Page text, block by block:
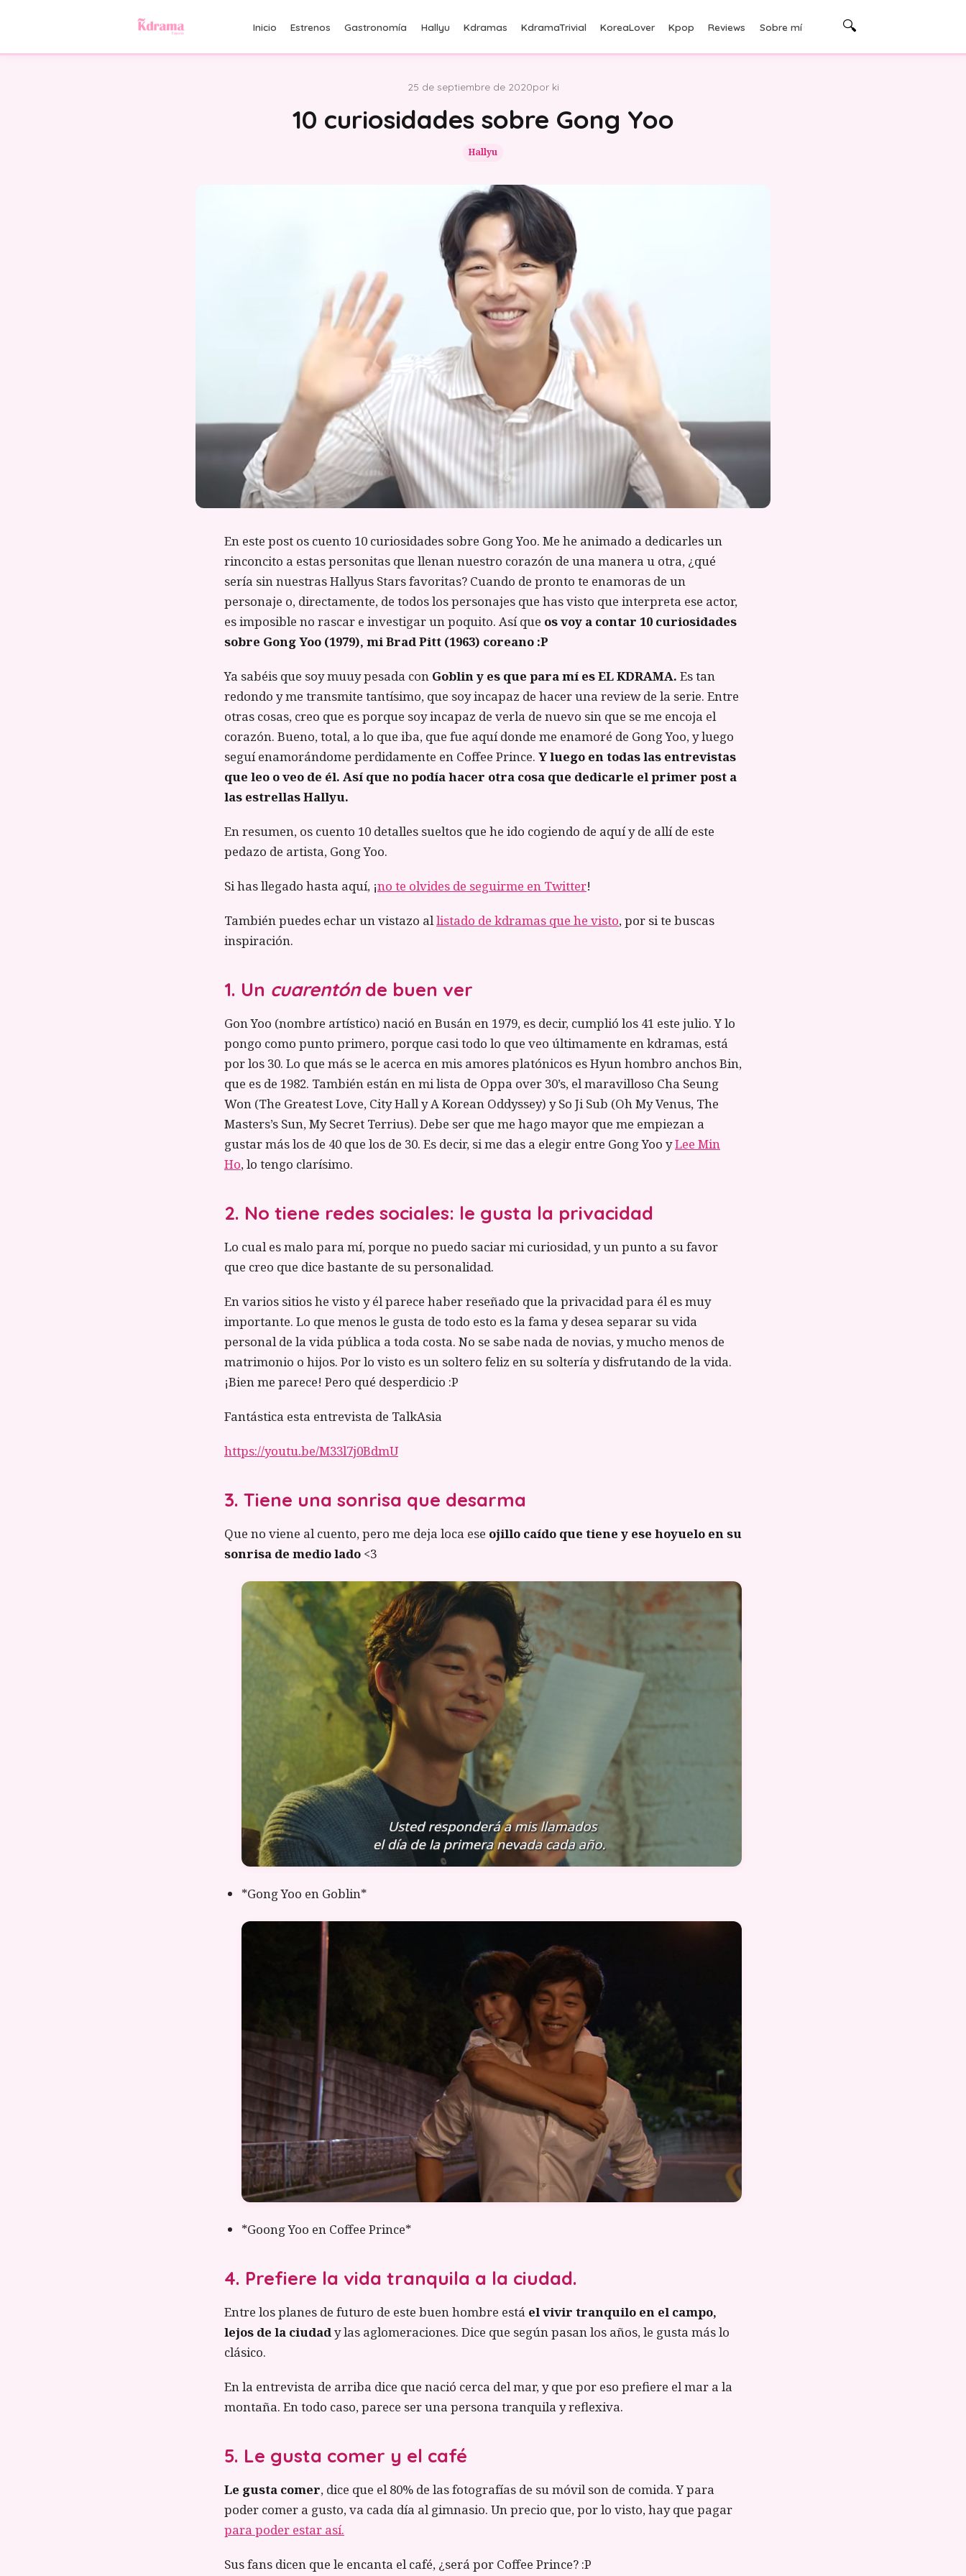
Inicio Estrenos Gastronomía Hallyu Kdramas KdramaTrivial KoreaLover Kpop Reviews Sobre mí 🔍
25 de septiembre de 2020por ki
10 curiosidades sobre Gong Yoo
Hallyu
En este post os cuento 10 curiosidades sobre Gong Yoo. Me he animado a dedicarles un
rinconcito a estas personitas que llenan nuestro corazón de una manera u otra, ¿qué
sería sin nuestras Hallyus Stars favoritas? Cuando de pronto te enamoras de un
personaje o, directamente, de todos los personajes que has visto que interpreta ese actor,
es imposible no rascar e investigar un poquito. Así que os voy a contar 10 curiosidades
sobre Gong Yoo (1979), mi Brad Pitt (1963) coreano :P
Ya sabéis que soy muuy pesada con Goblin y es que para mí es EL KDRAMA. Es tan
redondo y me transmite tantísimo, que soy incapaz de hacer una review de la serie. Entre
otras cosas, creo que es porque soy incapaz de verla de nuevo sin que se me encoja el
corazón. Bueno, total, a lo que iba, que fue aquí donde me enamoré de Gong Yoo, y luego
seguí enamorándome perdidamente en Coffee Prince. Y luego en todas las entrevistas
que leo o veo de él. Así que no podía hacer otra cosa que dedicarle el primer post a
las estrellas Hallyu.
En resumen, os cuento 10 detalles sueltos que he ido cogiendo de aquí y de allí de este
pedazo de artista, Gong Yoo.
Si has llegado hasta aquí, ¡no te olvides de seguirme en Twitter!
También puedes echar un vistazo allistado de kdramas que he visto, por si te buscas
inspiración.
1. Un cuarentónde buen ver
Gon Yoo (nombre artístico) nació en Busán en 1979, es decir, cumplió los 41 este julio. Y lo
pongo como punto primero, porque casi todo lo que veo últimamente en kdramas, está
por los 30. Lo que más se le acerca en mis amores platónicos es Hyun hombro anchos Bin,
que es de 1982. También están en mi lista de Oppa over 30’s, el maravilloso Cha Seung
Won (The Greatest Love, City Hall y A Korean Oddyssey) y So Ji Sub (Oh My Venus, The
Masters’s Sun, My Secret Terrius). Debe ser que me hago mayor que me empiezan a
gustar más los de 40 que los de 30. Es decir, si me das a elegir entre Gong Yoo yLee Min
Ho, lo tengo clarísimo.
2. No tiene redes sociales: le gusta la privacidad
Lo cual es malo para mí, porque no puedo saciar mi curiosidad, y un punto a su favor
que creo que dice bastante de su personalidad.
En varios sitios he visto y él parece haber reseñado que la privacidad para él es muy
importante. Lo que menos le gusta de todo esto es la fama y desea separar su vida
personal de la vida pública a toda costa. No se sabe nada de novias, y mucho menos de
matrimonio o hijos. Por lo visto es un soltero feliz en su soltería y disfrutando de la vida.
¡Bien me parece! Pero qué desperdicio :P
Fantástica esta entrevista de TalkAsia
https://youtu.be/M33l7j0BdmU
3. Tiene una sonrisa que desarma
Que no viene al cuento, pero me deja loca ese ojillo caído que tiene y ese hoyuelo en su
sonrisa de medio lado <3
*Gong Yoo en Goblin*
*Goong Yoo en Coffee Prince*
4. Prefiere la vida tranquila a la ciudad.
Entre los planes de futuro de este buen hombre está el vivir tranquilo en el campo,
lejos de la ciudad y las aglomeraciones. Dice que según pasan los años, le gusta más lo
clásico.
En la entrevista de arriba dice que nació cerca del mar, y que por eso prefiere el mar a la
montaña. En todo caso, parece ser una persona tranquila y reflexiva.
5. Le gusta comer y el café
Le gusta comer, dice que el 80% de las fotografías de su móvil son de comida. Y para
poder comer a gusto, va cada día al gimnasio. Un precio que, por lo visto, hay que pagar
para poder estar así.
Sus fans dicen que le encanta el café, ¿será por Coffee Prince? :P